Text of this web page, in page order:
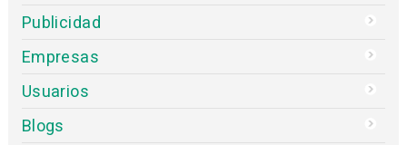
Publicidad
Empresas
Usuarios
Blogs